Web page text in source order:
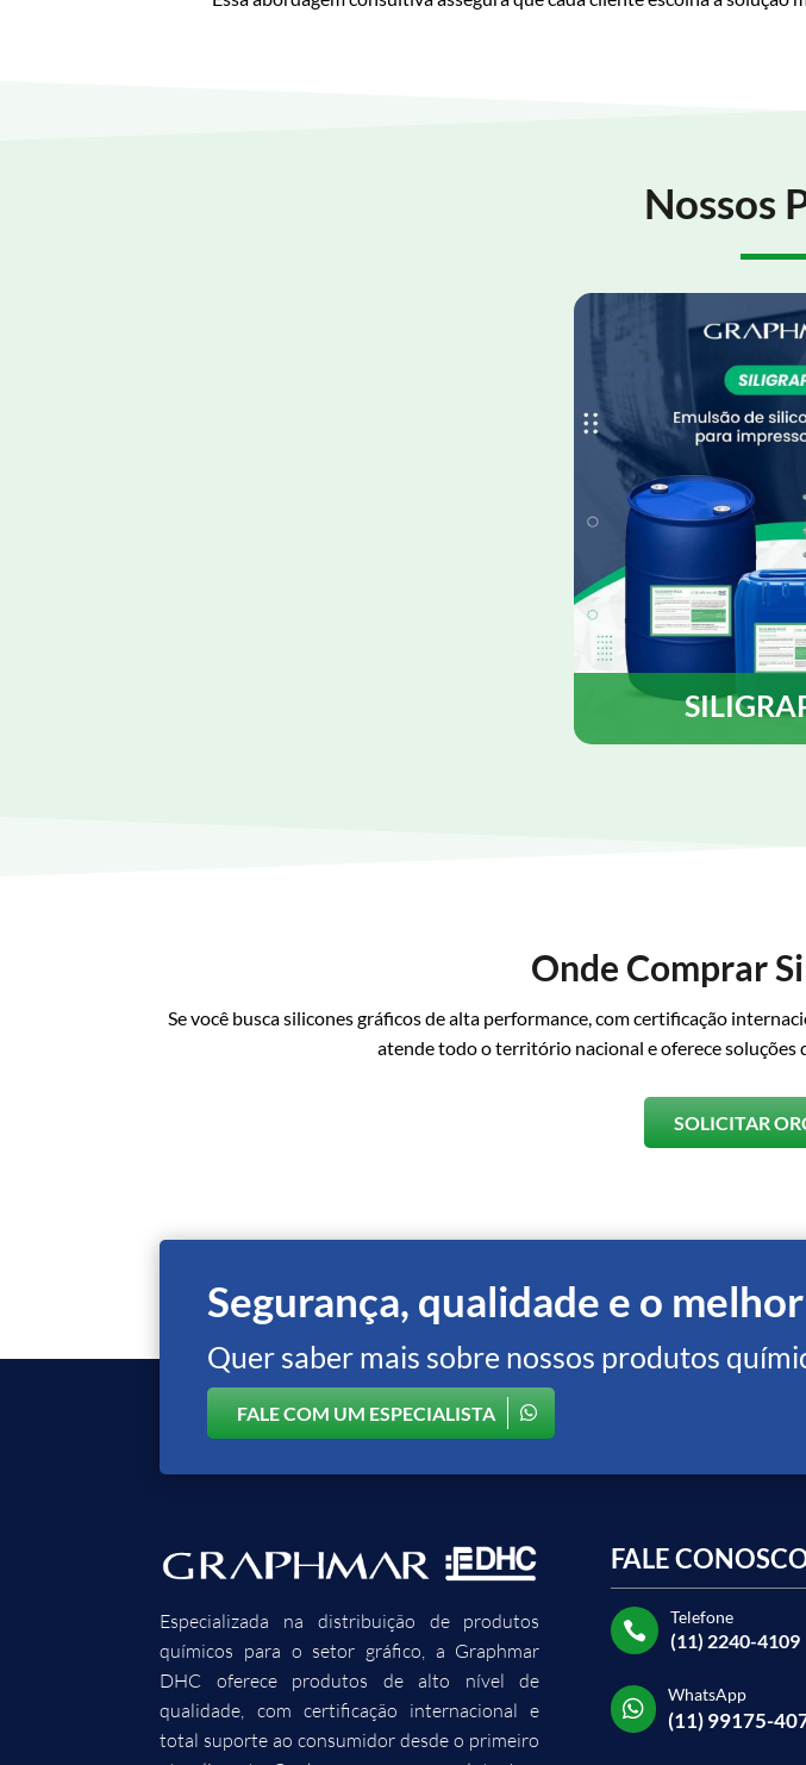
Nossos
tanto em rotativas
Onde Comprar
Se você busca silicones gráficos de alta performance, com certificação
atende todo o território nacional e oferece soluções
SOLICITAR
Segurança, qualidade e o
Quer saber mais sobre nossos produtos
FALE COM UM ESPECIALISTA
Especializada na distribuição de produtos
químicos para o setor gráfico, a Graphmar
DHC oferece produtos de alto nível de
qualidade, com certificação internacional e
total suporte ao consumidor desde o primeiro
FALE

Telefone
(11) 2240-4109

WhatsApp
(11) 99175-